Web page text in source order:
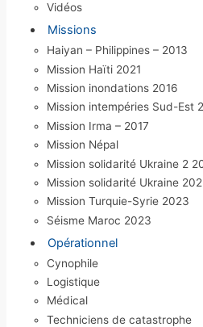
Vidéos
Missions
Haiyan – Philippines – 2013
Mission Haïti 2021
Mission inondations 2016
Mission intempéries Sud-Est
Mission Irma – 2017
Mission Népal
Mission solidarité Ukraine 2
Mission solidarité Ukraine
Mission Turquie-Syrie 2023
Séisme Maroc 2023
Opérationnel
Cynophile
Logistique
Médical
Techniciens de catastrophe